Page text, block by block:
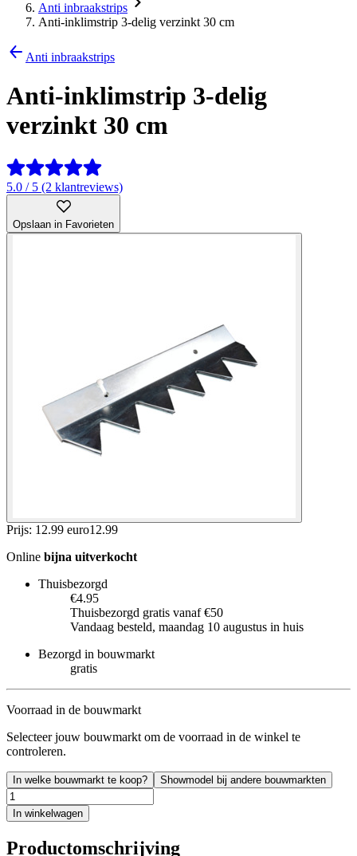
Anti inbraakstrips
Anti-inklimstrip 3-delig verzinkt 30 cm
Anti inbraakstrips
Anti-inklimstrip 3-delig
verzinkt 30 cm
5.0 / 5 (2 klantreviews)
Opslaan in Favorieten
Prijs: 12.99 euro12.99
Online bijna uitverkocht
Thuisbezorgd
€4.95
Thuisbezorgd gratis vanaf €50
Vandaag besteld, maandag 10 augustus in huis
Bezorgd in bouwmarkt
gratis
Voorraad in de bouwmarkt
Selecteer jouw bouwmarkt om de voorraad in de winkel te
controleren.
In welke bouwmarkt te koop? Showmodel bij andere bouwmarkten
In winkelwagen
Productomschrijving